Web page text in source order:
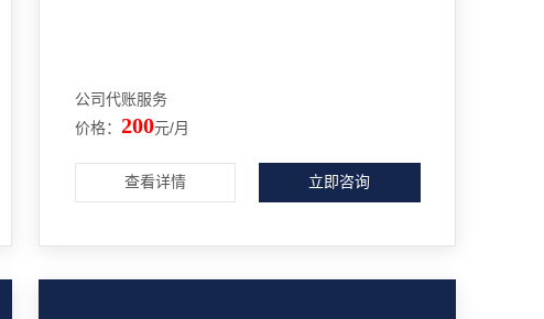
公司代账服务
价格： 200元/月
查看详情 立即咨询